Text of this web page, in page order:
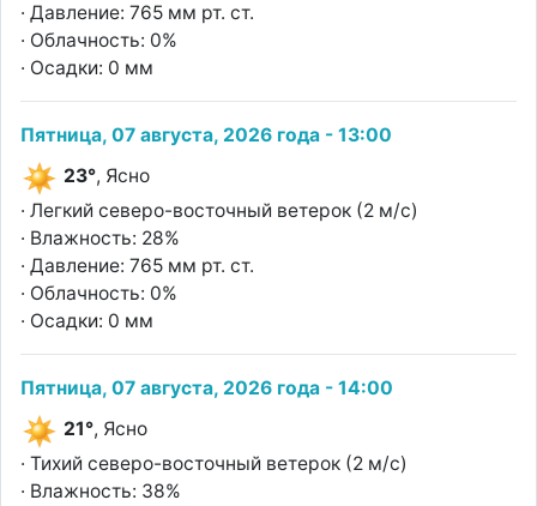
· Давление: 765 мм рт. ст.
· Облачность: 0%
· Осадки: 0 мм
Пятница, 07 августа, 2026 года - 13:00
23°, Ясно
· Легкий северо-восточный ветерок (2 м/с)
· Влажность: 28%
· Давление: 765 мм рт. ст.
· Облачность: 0%
· Осадки: 0 мм
Пятница, 07 августа, 2026 года - 14:00
21°, Ясно
· Тихий северо-восточный ветерок (2 м/с)
· Влажность: 38%